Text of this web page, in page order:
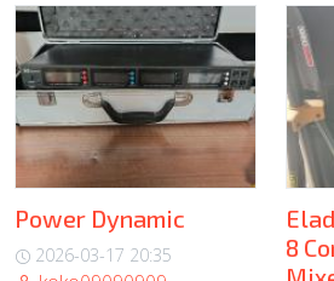
Power Dynamic
2026-03-17 20:35
8